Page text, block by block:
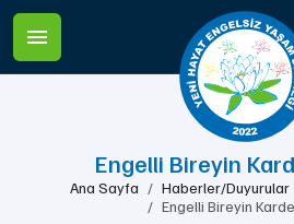
Ana Sayfa Haberler/Duyurular
Engelli Bireyin
Engelli Bireyin